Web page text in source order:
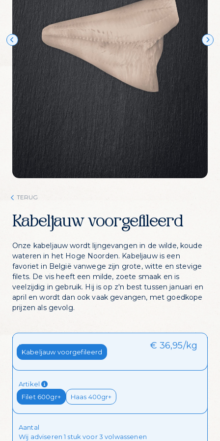
Wijn Fishwives Chardonnay
Wijn Fishwives Merlot
Wijn Fishwives Rose
Wijn Fishwives Sauvignon blanc
Wijn Les Rochers Catharaes Chardonnay
Wijn Tonno Chardonnay
Wijn Tonno Syrah
Zalmforeleitjes
Zeezout
TERUG
Kabeljauw voorgefileerd
Onze kabeljauw wordt lijngevangen in de wilde, koude
wateren in het Hoge Noorden. Kabeljauw is een
favoriet in België vanwege zijn grote, witte en stevige
filets. De vis heeft een milde, zoete smaak en is
veelzijdig in gebruik. Hij is op z'n best tussen januari en
april en wordt dan ook vaak gevangen, met goedkope
prijzen als gevolg.
Kies je stuk € 36,95/kg
Kabeljauw voorgefileerd
Artikel
Filet 600gr+
Haas 400gr+
Aantal
Wij adviseren 1 stuk voor 3 volwassenen
Zin in dagelijks
visvoordeel?
Schrijf je in voor onze nieuwsbrief en krijg